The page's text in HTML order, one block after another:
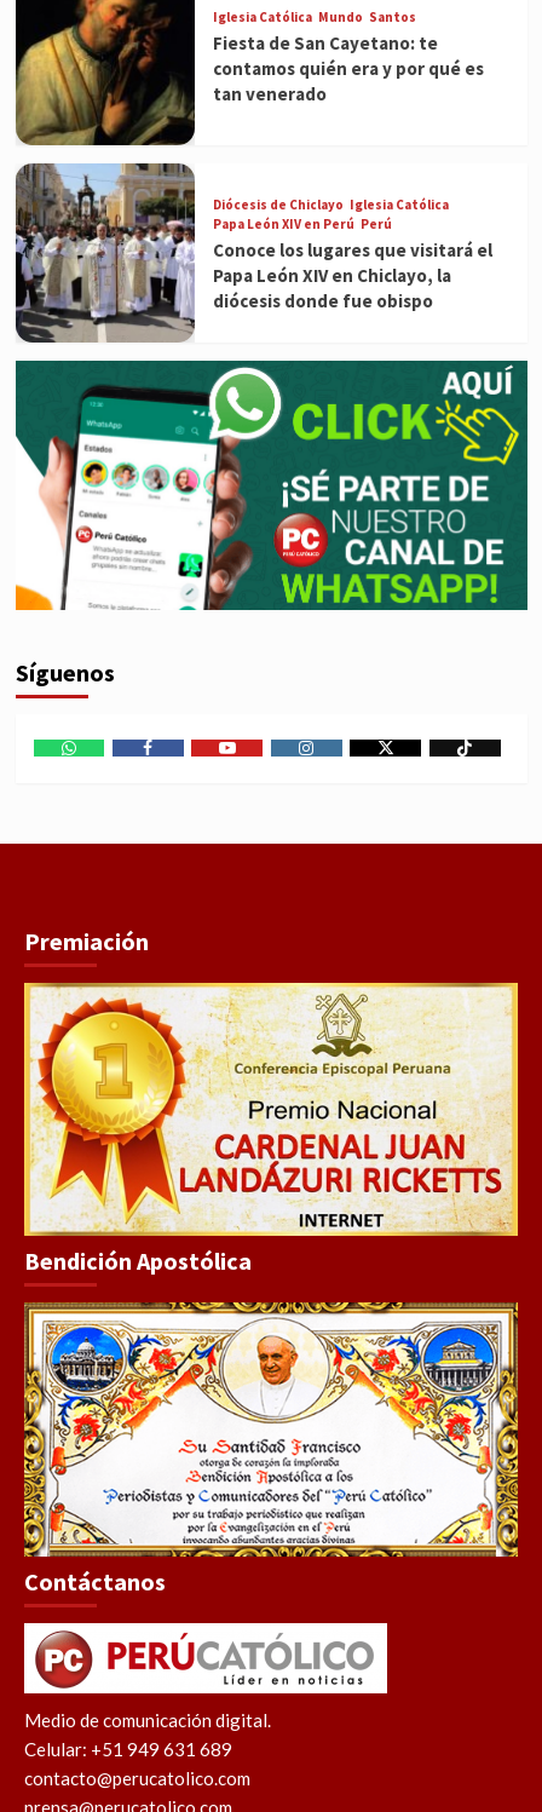
Iglesia Católica Mundo Santos
Fiesta de San Cayetano: te
contamos quién era y por qué es
tan venerado
Diócesis de Chiclayo Iglesia Católica
Papa León XIV en Perú Perú
Conoce los lugares que visitará el
Papa León XIV en Chiclayo, la
diócesis donde fue obispo
Síguenos
Premiación
Bendición Apostólica
Contáctanos
Medio de comunicación digital.
Celular: +51 949 631 689
contacto@perucatolico.com
prensa@perucatolico.com